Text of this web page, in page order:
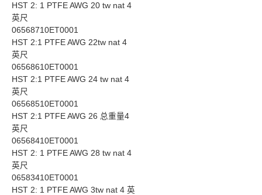
HST 2: 1 PTFE AWG 20 tw nat 4
英尺
06568710ET0001
HST 2:1 PTFE AWG 22tw nat 4
英尺
06568610ET0001
HST 2:1 PTFE AWG 24 tw nat 4
英尺
06568510ET0001
HST 2:1 PTFE AWG 26 总重量4
英尺
06568410ET0001
HST 2: 1 PTFE AWG 28 tw nat 4
英尺
06583410ET0001
HST 2: 1 PTFE AWG 3tw nat 4 英